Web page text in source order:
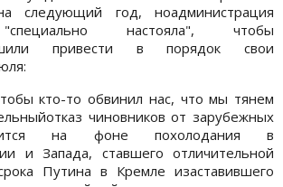
следующий год, ноадминистрация
настояла", чтобы
привести в порядок свои
кто-то обвинил нас, что мы тянем
чиновников от зарубежных
на фоне похолодания в
и Запада, ставшего отличительной
Путина в Кремле изаставившего